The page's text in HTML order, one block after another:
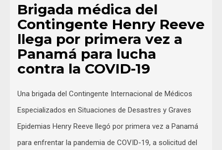
Brigada médica del
Contingente Henry Reeve
llega por primera vez a
Panamá para lucha
contra la COVID-19
Una brigada del Contingente Internacional de Médicos
Especializados en Situaciones de Desastres y Graves
Epidemias Henry Reeve llegó por primera vez a Panamá
para enfrentar la pandemia de COVID-19, a solicitud del